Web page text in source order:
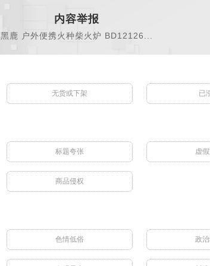
内容举报
黑鹿 户外便携火种柴火炉 BD12126...
无货或下架 已
标题夸张 虚
商品侵权
色情低俗 政